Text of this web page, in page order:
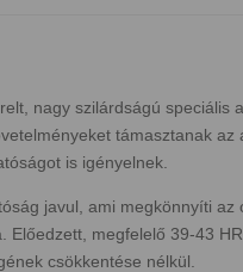
nagy szilárdságú speciális
támasztanak az
is igényelnek.
javul, ami megkönnyíti az
megfelelő 39-43
csökkentése nélkül.